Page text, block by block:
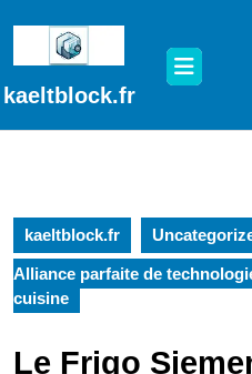
contenu
kaeltblock.fr
Open
Button
kaeltblock.fr
Alliance parfaite de
cuisine
Le Frigo